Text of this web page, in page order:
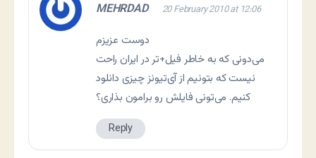
MEHRDAD 20 February 2010 at 12:06
دوست عزیزم
می‌دونی که به خاطر فیل+تر در ایران راحت
نیست که بتونیم از آی‌تیونز چیزی دانلود
کنیم. می‌تونی فایلش رو برامون بذاری؟
Reply